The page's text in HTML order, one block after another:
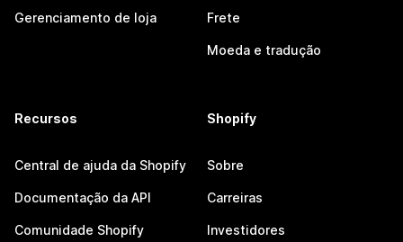
Gerenciamento de loja Frete
Moeda e tradução
Recursos
Central de ajuda da Shopify
Documentação da API
Comunidade Shopify
Shopify
Sobre
Carreiras
Investidores